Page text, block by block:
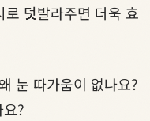
덧발라주면 더욱 효
눈 따가움이 없나요?
?